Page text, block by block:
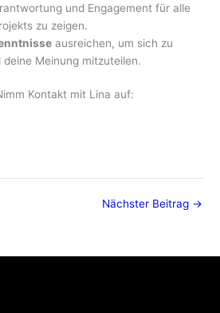
und Engagement für alle
zu zeigen.
ausreichen, um sich zu
Meinung mitzuteilen.
Kontakt mit Lina auf:
Nächster Beitrag →